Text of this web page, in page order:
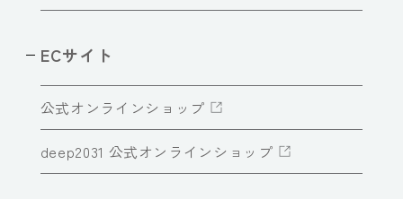
ECサイト
公式オンラインショップ
deep2031 公式オンラインショップ